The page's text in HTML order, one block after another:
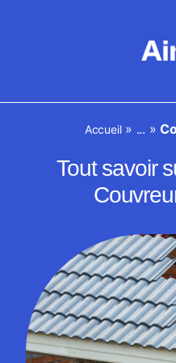
Accueil» ... »
Tout savoir